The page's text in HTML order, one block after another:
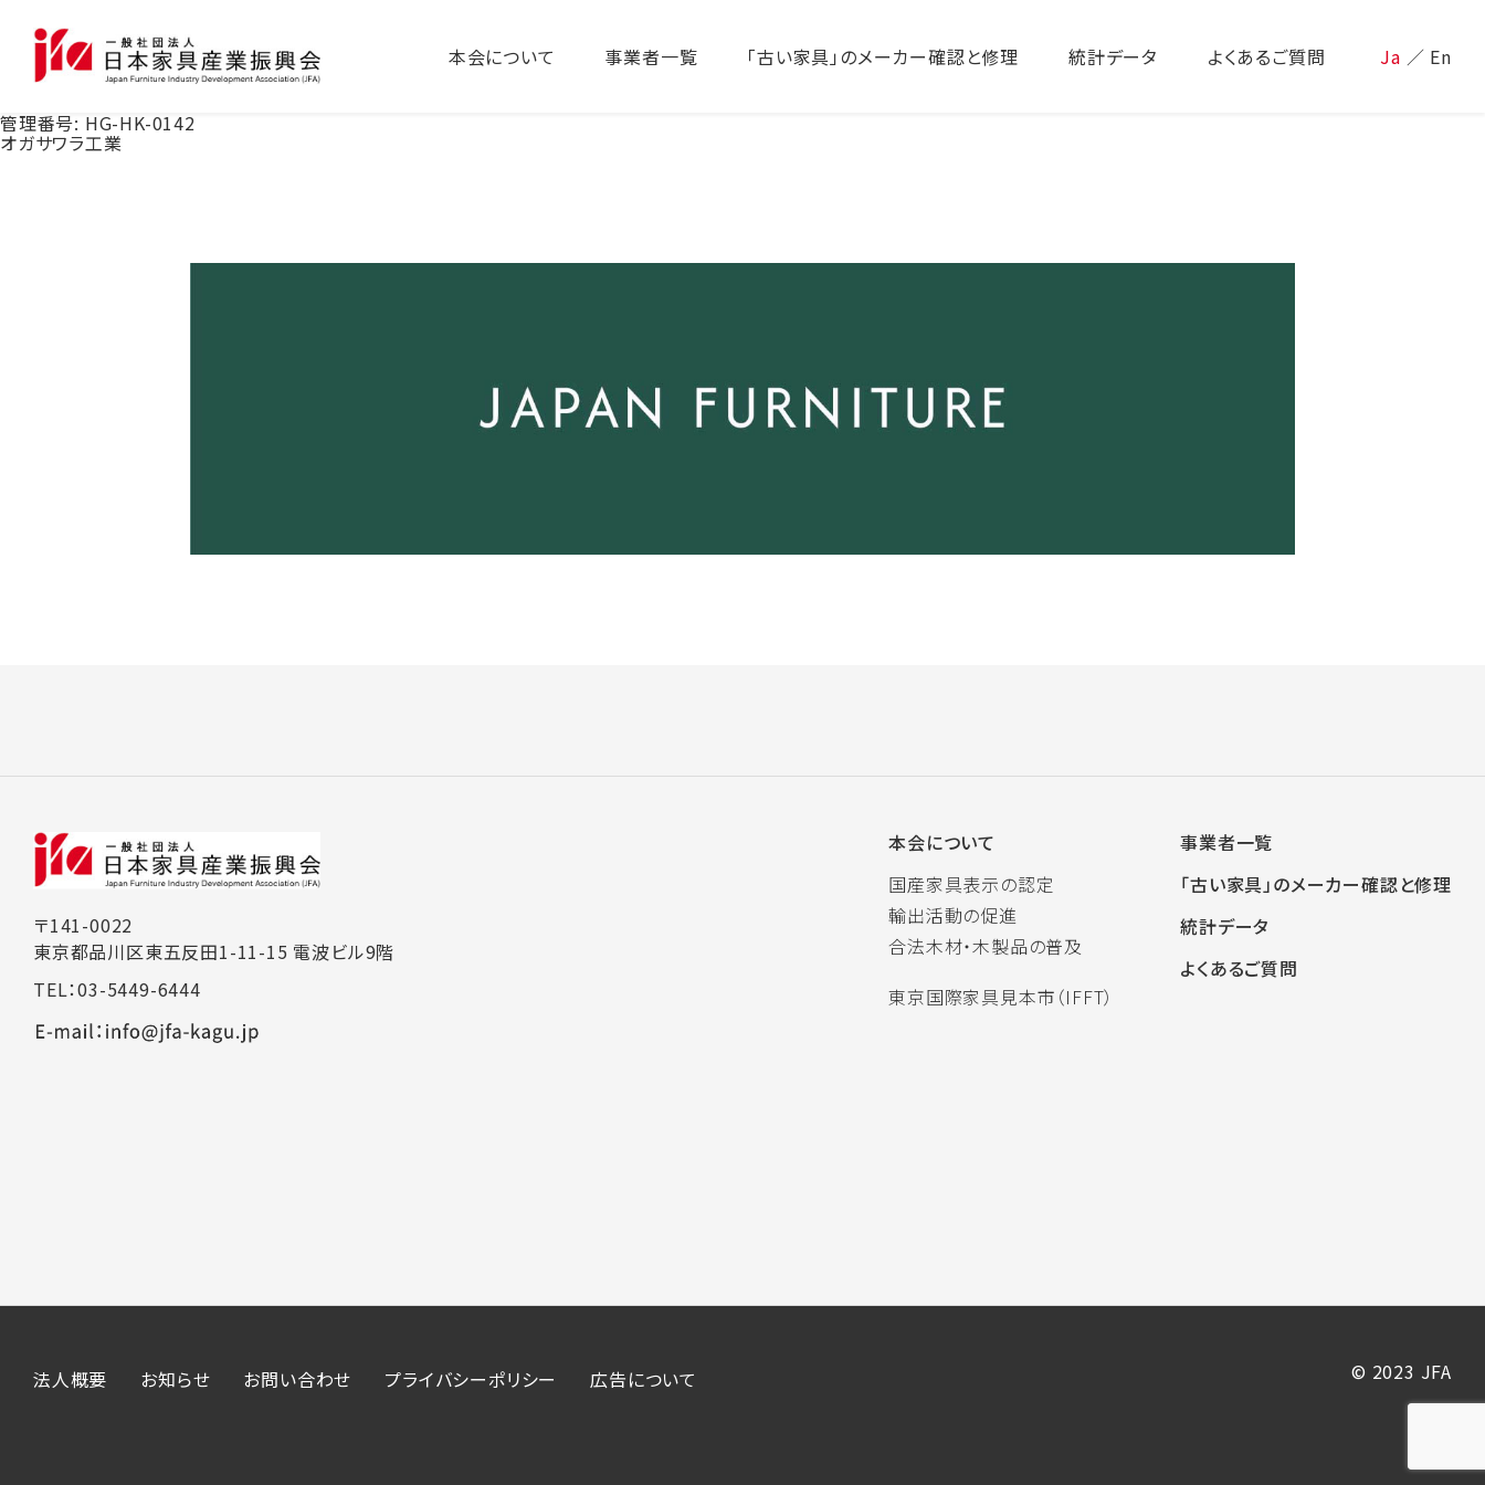
本会について 事業者一覧 「古い家具」のメーカー確認と修理 統計データ よくあるご質問 Ja ／ En
管理番号: HG-HK-0142
オガサワラ工業
〒141-0022
東京都品川区東五反田1-11-15 電波ビル9階
TEL：03-5449-6444
本会について
国産家具表示の認定
輸出活動の促進
合法木材・木製品の普及
東京国際家具見本市（IFFT）
事業者一覧
「古い家具」のメーカー確認と修理
統計データ
よくあるご質問
法人概要 お知らせ お問い合わせ プライバシーポリシー 広告について © 2023 JFA